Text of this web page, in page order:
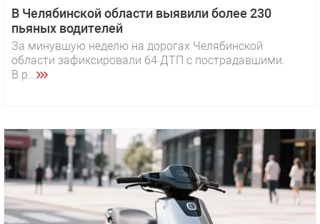
В Челябинской области выявили более 230
пьяных водителей
За минувшую неделю на дорогах Челябинской
области зафиксировали 64 ДТП с пострадавшими.
В р...